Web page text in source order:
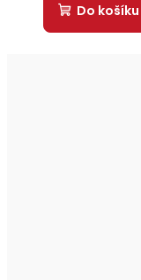
Do košíku